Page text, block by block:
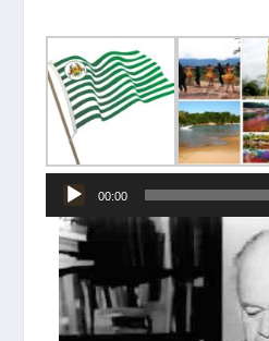
Reproductor
audio
00:00